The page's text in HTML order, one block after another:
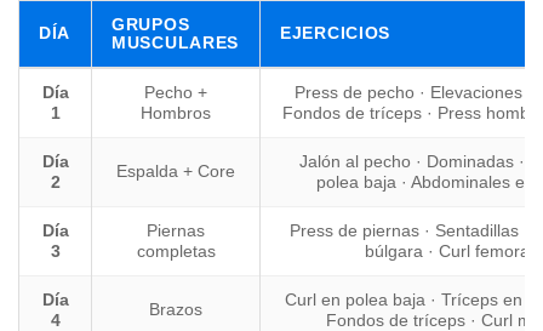
DÍA
GRUPOS
MUSCULARES
EJERCICIOS
Día
1
Pecho +
Hombros
Press de pecho · Elevaciones
Fondos de tríceps · Press
Día
2
Espalda + Core
Jalón al pecho · Dominadas ·
polea baja · Abdominales en
Día
3
Piernas
completas
Press de piernas · Sentadillas ·
búlgara · Curl femoral
Día
4
Brazos
Curl en polea baja · Tríceps en
Fondos de tríceps · Curl